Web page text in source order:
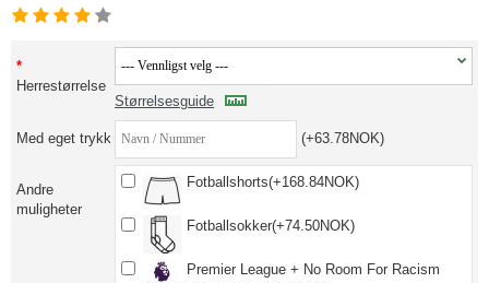
Herrestørrelse
Størrelsesguide
Med eget trykk (+63.78NOK)
Andre
muligheter
Fotballshorts(+168.84NOK)
Fotballsokker(+74.50NOK)
Premier League + No Room For Racism